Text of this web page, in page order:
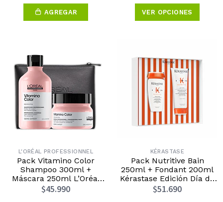
AGREGAR VER OPCIONES
L'ORÉAL PROFESSIONNEL
Pack Vitamino Color
Shampoo 300ml +
Máscara 250ml L’Oréal
Professionnel Edición Día
de la Madre 2026
$45.990
KÉRASTASE
Pack Nutritive Bain
250ml + Fondant 200ml
Kérastase Edición Día de
la Madre 2026
$51.690